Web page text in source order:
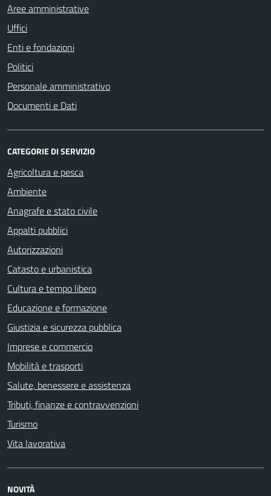
Aree amministrative
Uffici
Enti e fondazioni
Politici
Personale amministrativo
Documenti e Dati
CATEGORIE DI SERVIZIO
Agricoltura e pesca
Ambiente
Anagrafe e stato civile
Appalti pubblici
Autorizzazioni
Catasto e urbanistica
Cultura e tempo libero
Educazione e formazione
Giustizia e sicurezza pubblica
Imprese e commercio
Mobilità e trasporti
Salute, benessere e assistenza
Tributi, finanze e contravvenzioni
Turismo
Vita lavorativa
NOVITÀ